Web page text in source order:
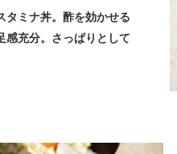
タミナ丼。酢を効かせる
感充分。さっぱりとして